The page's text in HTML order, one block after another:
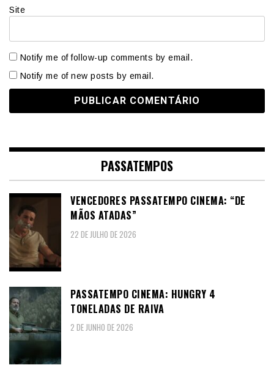
Site
Notify me of follow-up comments by email.
Notify me of new posts by email.
PASSATEMPOS
VENCEDORES PASSATEMPO CINEMA: “DE
MÃOS ATADAS”
22 DE JULHO DE 2026
PASSATEMPO CINEMA: HUNGRY 4
TONELADAS DE RAIVA
2 DE JUNHO DE 2026